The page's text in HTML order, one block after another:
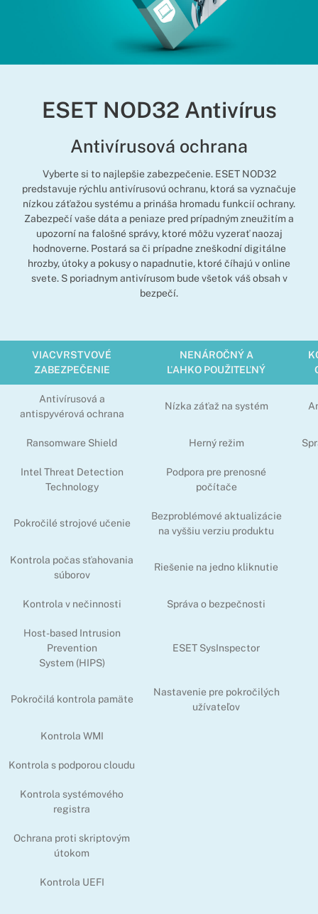
ESET NOD32 Antivírus
Antivírusová ochrana
Vyberte si to najlepšie zabezpečenie. ESET NOD32
predstavuje rýchlu antivírusovú ochranu, ktorá sa vyznačuje
nízkou záťažou systému a prináša hromadu funkcií ochrany.
Zabezpečí vaše dáta a peniaze pred prípadným zneužitím a
upozorní na falošné správy, ktoré môžu vyzerať naozaj
hodnoverne. Postará sa či prípadne zneškodní digitálne
hrozby, útoky a pokusy o napadnutie, ktoré číhajú v online
svete. S poriadnym antivírusom bude všetok váš obsah v
bezpečí.
VIACVRSTVOVÉ
ZABEZPEČENIE
NENÁROČNÝ A
ĽAHKO POUŽITEĽNÝ
Antivírusová a
antispyvérová ochrana
Nízka záťaž na systém
Ransomware Shield Herný režim
Intel Threat Detection
Technology
Podpora pre prenosné
počítače
Pokročilé strojové učenie
Bezproblémové aktualizácie
na vyššiu verziu produktu
Kontrola počas sťahovania
súborov
Riešenie na jedno kliknutie
Kontrola v nečinnosti Správa o bezpečnosti
Host-based Intrusion
Prevention
System (HIPS)
ESET SysInspector
Pokročilá kontrola pamäte
Nastavenie pre pokročilých
užívateľov
Kontrola WMI
Kontrola s podporou cloudu
Kontrola systémového
registra
Ochrana proti skriptovým
útokom
Kontrola UEFI